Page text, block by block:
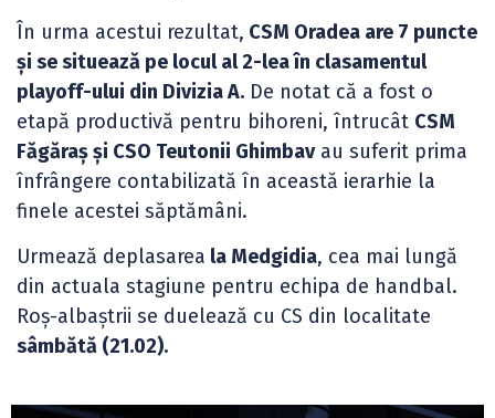
În urma acestui rezultat, CSM Oradea are 7 puncte
și se situează pe locul al 2-lea în clasamentul
playoff-ului din Divizia A. De notat că a fost o
etapă productivă pentru bihoreni, întrucât CSM
Făgăraș și CSO Teutonii Ghimbavau suferit prima
înfrângere contabilizată în această ierarhie la
finele acestei săptămâni.
Urmează deplasarea la Medgidia, cea mai lungă
din actuala stagiune pentru echipa de handbal.
Roș-albaștrii se duelează cu CS din localitate
sâmbătă (21.02).